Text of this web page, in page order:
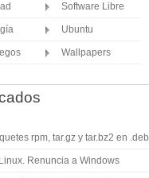
Software Libre
Ubuntu
Wallpapers
rpm, tar.gz y tar.bz2 en .deb
Renuncia a Windows